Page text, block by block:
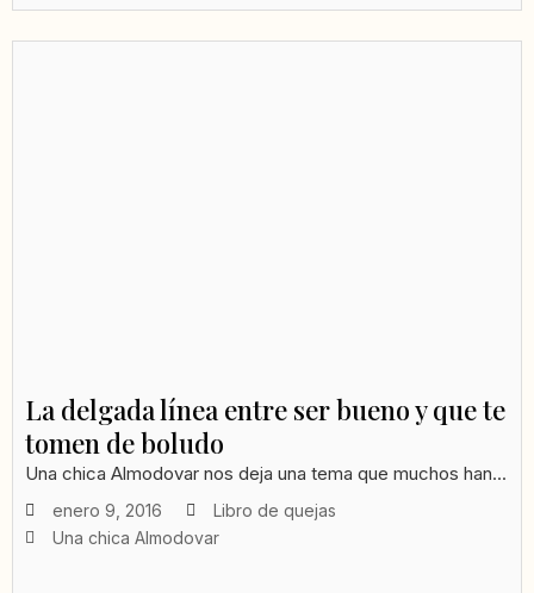
La delgada línea entre ser bueno y que te
tomen de boludo
Una chica Almodovar nos deja una tema que muchos han...
enero 9, 2016
Libro de quejas
Una chica Almodovar